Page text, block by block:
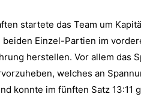
startete das Team um
Einzel-Partien im
herstellen. Vor allem das
welches an
konnte im fünften Satz 13:11